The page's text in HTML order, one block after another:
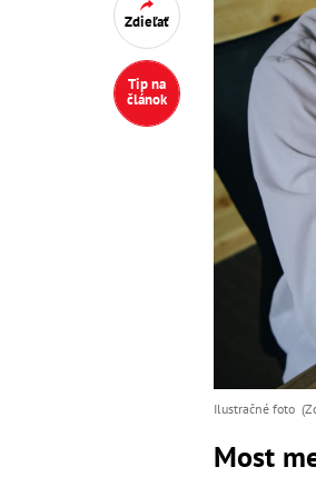
Zdieľať
Tip na
článok
Ilustračné foto
Most